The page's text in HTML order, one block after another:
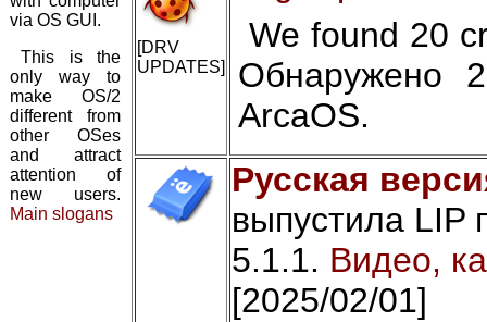
via OS GUI.
This is the
only way to
make OS/2
different from
other OSes
and attract
attention of
new users.
Main slogans
[DRV
UPDATES]
We found 20
Обнаружено
ArcaOS.
Русская
выпустила LIP
5.1.1. Видео,
[2025/02/01]